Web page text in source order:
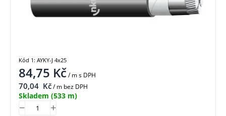
84,75 Kč/ ms DPH
70,04 Kč/ m bez DPH
Skladem (533 m)
Kód 1: AYKY-J 4x25